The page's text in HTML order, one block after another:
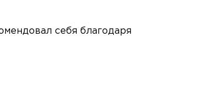
себя благодаря